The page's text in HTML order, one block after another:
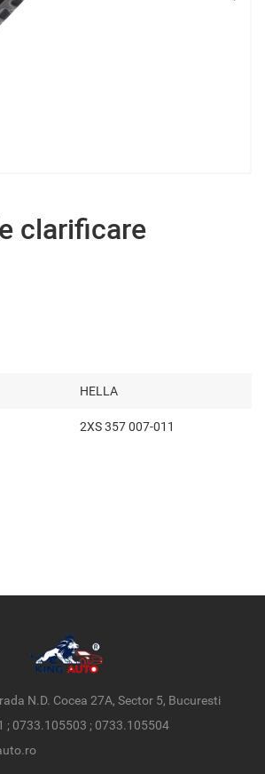
clarificare
HELLA
2XS 357 007-011
N.D. Cocea 27A, Sector 5, Bucuresti
; 0733.105503 ; 0733.105504